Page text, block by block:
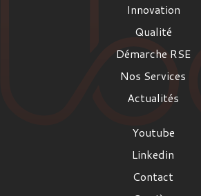
Innovation
Qualité
Démarche RSE
Nos Services
Actualités
Youtube
Linkedin
Contact